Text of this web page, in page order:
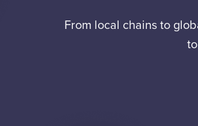
From local chains to